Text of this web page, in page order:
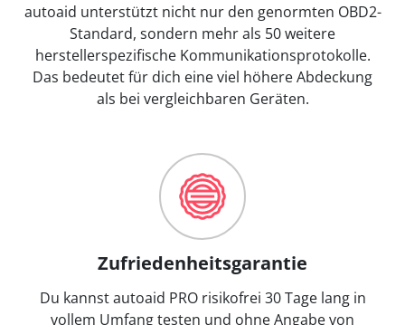
autoaid unterstützt nicht nur den genormten OBD2-
Standard, sondern mehr als 50 weitere
herstellerspezifische Kommunikationsprotokolle.
Das bedeutet für dich eine viel höhere Abdeckung
als bei vergleichbaren Geräten.
Zufriedenheitsgarantie
Du kannst autoaid PRO risikofrei 30 Tage lang in
vollem Umfang testen und ohne Angabe von